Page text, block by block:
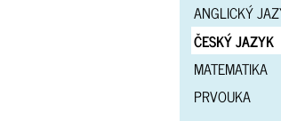
ANGLICKÝ
ČESKÝ JAZYK
MATEMATIKA
PRVOUKA